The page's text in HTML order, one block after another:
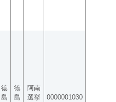
徳
島
徳
島
阿南
選挙
0000001030